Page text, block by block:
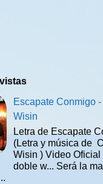
Escapate Conmigo
Wisin
Letra de Escapate
(Letra y música de
Wisin ) Video Oficial
doble w... Será la